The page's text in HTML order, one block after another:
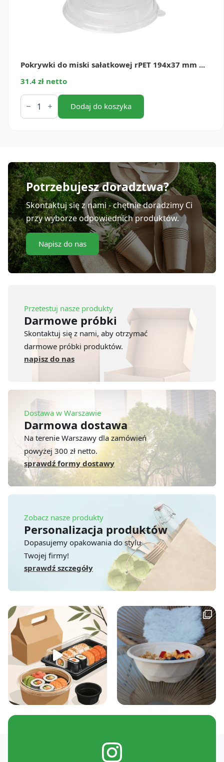
Pokrywki do miski sałatkowej rPET 194x37 mm ...
31.4 zł netto
ilość
Pokrywki
do
miski
(40
szt.)
Dodaj do koszyka
Potrzebujesz doradztwa?
Skontaktuj się z nami - chętnie doradzimy Ci
przy wyborze odpowiednich produktów.
Napisz do nas
Przetestuj nasze produkty
Darmowe próbki
Skontaktuj się z nami, aby otrzymać
darmowe próbki produktów.
napisz do nas
Dostawa w Warszawie
Darmowa dostawa
Na terenie Warszawy dla zamówień
powyżej 300 zł netto.
sprawdź formy dostawy
Zobacz nasze produkty
Personalizacja produktów
Dopasujemy opakowania do stylu
Twojej firmy!
sprawdź szczegóły